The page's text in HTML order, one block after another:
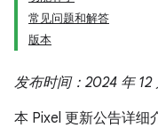
常见问题和解答
版本
发布时间：2024 年 12
本 Pixel 更新公告详细